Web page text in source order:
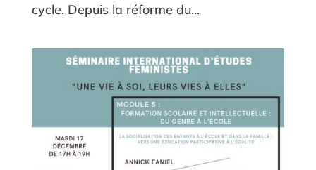
cycle. Depuis la réforme du...